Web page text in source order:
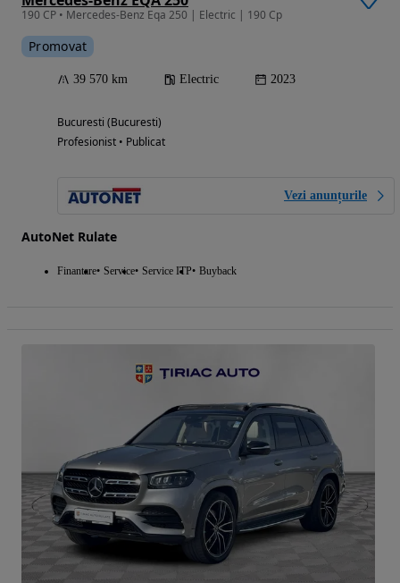
190 CP • Mercedes-Benz Eqa 250 | Electric | 190 Cp
Promovat
39 570 km Electric 2023
Bucuresti (Bucuresti)
Profesionist • Publicat
Vezi anunțurile
AutoNet Rulate
Finantare Service Service ITP Buyback